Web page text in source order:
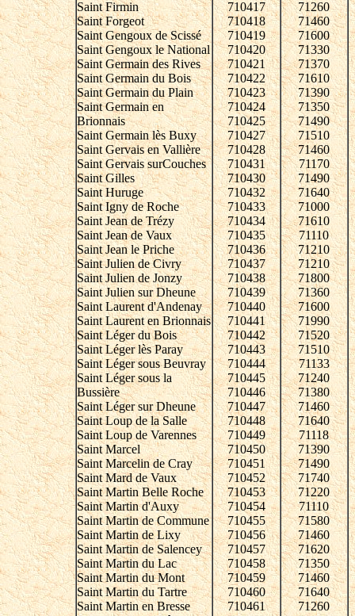
Saint Firmin
Saint Forgeot
Saint Gengoux de Scissé
Saint Gengoux le National
Saint Germain des Rives
Saint Germain du Bois
Saint Germain du Plain
Saint Germain en
Brionnais
Saint Germain lès Buxy
Saint Gervais en Vallière
Saint Gervais surCouches
Saint Gilles
Saint Huruge
Saint Igny de Roche
Saint Jean de Trézy
Saint Jean de Vaux
Saint Jean le Priche
Saint Julien de Civry
Saint Julien de Jonzy
Saint Julien sur Dheune
Saint Laurent d'Andenay
Saint Laurent en Brionnais
Saint Léger du Bois
Saint Léger lès Paray
Saint Léger sous Beuvray
Saint Léger sous la
Bussière
Saint Léger sur Dheune
Saint Loup de la Salle
Saint Loup de Varennes
Saint Marcel
Saint Marcelin de Cray
Saint Mard de Vaux
Saint Martin Belle Roche
Saint Martin d'Auxy
Saint Martin de Commune
Saint Martin de Lixy
Saint Martin de Salencey
Saint Martin du Lac
Saint Martin du Mont
Saint Martin du Tartre
Saint Martin en Bresse
710417
710418
710419
710420
710421
710422
710423
710424
710425
710427
710428
710431
710430
710432
710433
710434
710435
710436
710437
710438
710439
710440
710441
710442
710443
710444
710445
710446
710447
710448
710449
710450
710451
710452
710453
710454
710455
710456
710457
710458
710459
710460
710461
71260
71460
71600
71330
71370
71610
71390
71350
71490
71510
71460
71170
71490
71640
71000
71610
71110
71210
71210
71800
71360
71600
71990
71520
71510
71133
71240
71380
71460
71640
71118
71390
71490
71740
71220
71110
71580
71460
71620
71350
71460
71640
71260